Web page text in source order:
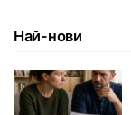
Най-нови